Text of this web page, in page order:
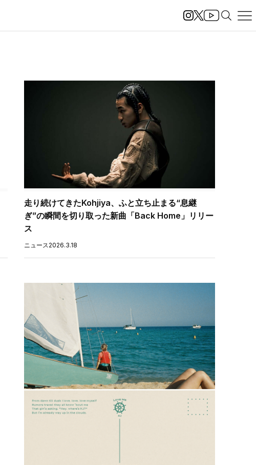
走り続けてきたKohjiya、ふと立ち止まる“息継
ぎ”の瞬間を切り取った新曲「Back Home」リリー
ス
ニュース 2026.3.18